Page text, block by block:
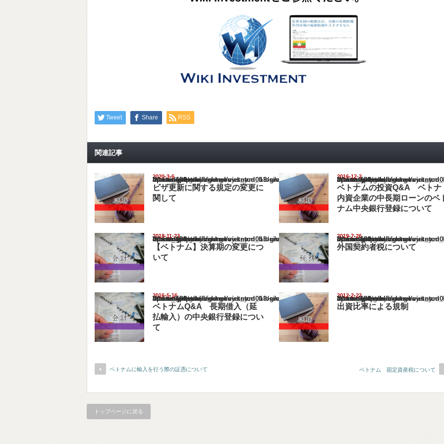
Tweet Share RSS
関連記事
2020-3-6
Warning
: Undefined array key "show_category" in
/home/netst/kuno-cpa.co.jp/public_html/vietnam_blog/wp-content/themes/gorgeous_tcd013/single.php
on line183
ビザ更新に関する規定の変更に
関して
2016-12-2
Warning
: Undefined array key "show_category" in
/home/netst/kuno-cpa.co.jp/public_html/vietnam_blog/wp-content/
on line183
ベトナムの投資Q&A ベトナ
内資企業の中長期ローンのベ
ナム中央銀行登録について
2018-11-23
Warning
: Undefined array key "show_category" in
/home/netst/kuno-cpa.co.jp/public_html/vietnam_blog/wp-content/themes/gorgeous_tcd013/single.php
on line183
【ベトナム】決算期の変更につ
いて
2019-7-26
Warning
: Undefined array key "show_category" in
/home/netst/kuno-cpa.co.jp/public_html/vietnam_blog/wp-content/
on line183
外国契約者税について
2016-5-16
Warning
: Undefined array key "show_category" in
/home/netst/kuno-cpa.co.jp/public_html/vietnam_blog/wp-content/themes/gorgeous_tcd013/single.php
on line183
ベトナムQ&A 長期借入（延
払輸入）の中央銀行登録につい
て
2012-2-22
Warning
: Undefined array key "show_category" in
/home/netst/kuno-cpa.co.jp/public_html/vietnam_blog/wp-content/
on line183
出資比率による規制
ベトナムに輸入を行う際の証憑について ベトナム 固定資産税について
トップページに戻る